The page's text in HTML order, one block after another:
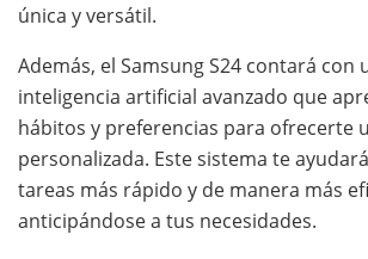
única y versátil.
Además, el Samsung S24 contará con
inteligencia artificial avanzado que
hábitos y preferencias para ofrecerte
personalizada. Este sistema te
tareas más rápido y de manera más
anticipándose a tus necesidades.